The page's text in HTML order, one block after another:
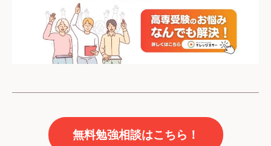
無料勉強相談はこちら！